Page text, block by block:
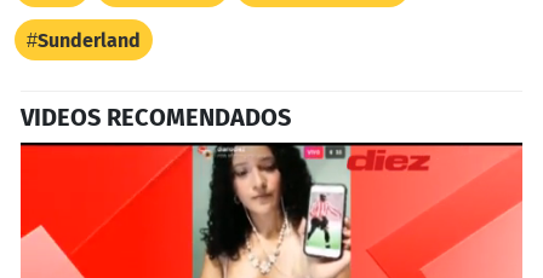
Sunderland
VIDEOS RECOMENDADOS